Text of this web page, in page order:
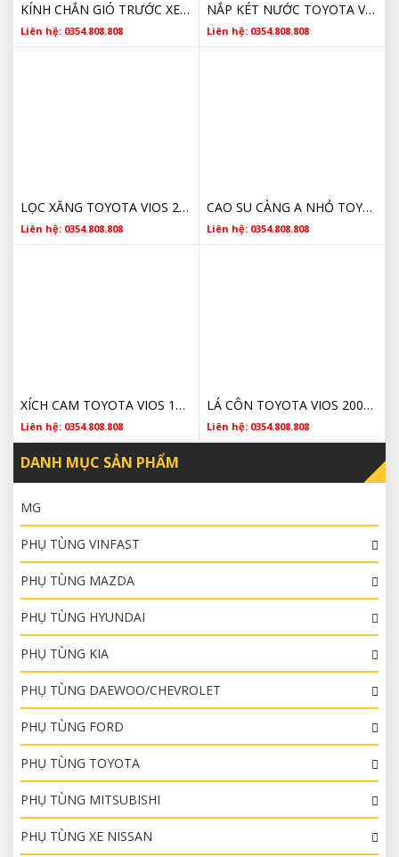
KÍNH CHẮN GIÓ TRƯỚC XE TOYOTA VIOS GIÁ TỐT
Liên hệ: 0354.808.808
NẮP KÉT NƯỚC TOYOTA VIOS 164010C030 CHÍNH HÃNG
Liên hệ: 0354.808.808
LỌC XĂNG TOYOTA VIOS 2330021010 2002 2003 2004 2005 2006 2007 2008 2009 2010 2011 2012 2013 2014 2015 2016 2017 CHÍNH HÃNG
Liên hệ: 0354.808.808
CAO SU CÀNG A NHỎ TOYOTA 486540D120 2014 2015 2016 2017 2018 2019 2020 2021 2022 2023
Liên hệ: 0354.808.808
XÍCH CAM TOYOTA VIOS 1350621030 2002 2003 2004 2005 2006 2007 2008 2009 2010 2011 2012 2013 2014 2015 2016 2017 CHÍNH HÃNG
Liên hệ: 0354.808.808
LÁ CÔN TOYOTA VIOS 2002 2003 2004 2005 2006 2007 2008 2009 2010 2011 2012 2013 2014 2015 2016 2017 3123012191 CHÍNH HÃNG
Liên hệ: 0354.808.808
DANH MỤC SẢN PHẨM
MG
PHỤ TÙNG VINFAST
PHỤ TÙNG MAZDA
PHỤ TÙNG HYUNDAI
PHỤ TÙNG KIA
PHỤ TÙNG DAEWOO/CHEVROLET
PHỤ TÙNG FORD
PHỤ TÙNG TOYOTA
PHỤ TÙNG MITSUBISHI
PHỤ TÙNG XE NISSAN